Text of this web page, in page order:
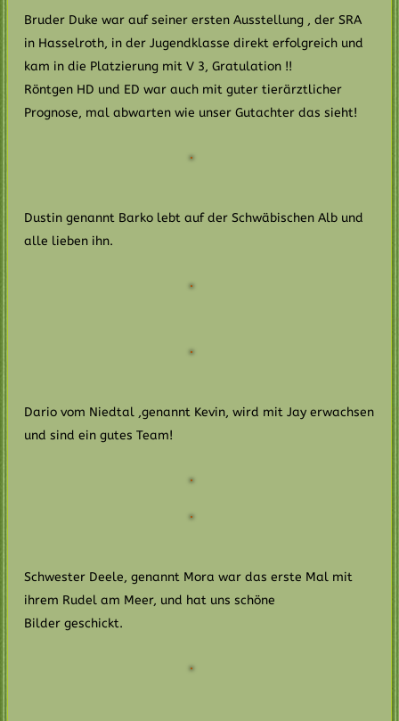
Bruder Duke war auf seiner ersten Ausstellung , der SRA
in Hasselroth, in der Jugendklasse direkt erfolgreich und
kam in die Platzierung mit V 3, Gratulation !!
Röntgen HD und ED war auch mit guter tierärztlicher
Prognose, mal abwarten wie unser Gutachter das sieht!
Dustin genannt Barko lebt auf der Schwäbischen Alb und
alle lieben ihn.
Dario vom Niedtal ,genannt Kevin, wird mit Jay erwachsen
und sind ein gutes Team!
Schwester Deele, genannt Mora war das erste Mal mit
ihrem Rudel am Meer, und hat uns schöne
Bilder geschickt.